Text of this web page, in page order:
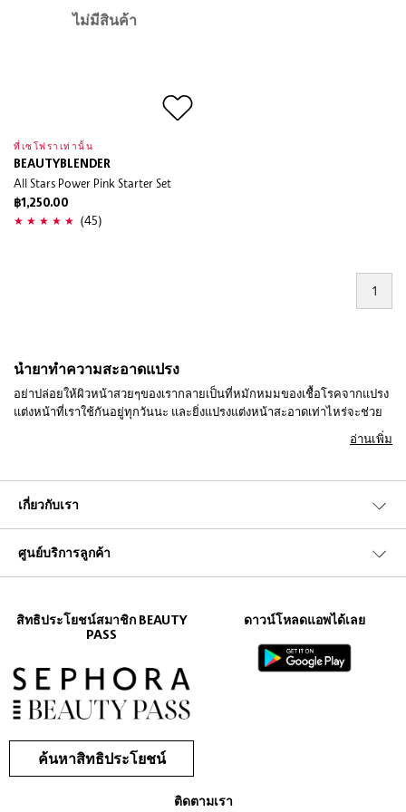
ไม่มีสินค้า
ที่เซโฟราเท่านั้น
BEAUTYBLENDER
All Stars Power Pink Starter Set
฿1,250.00
(45)
1
น้ำยาทำความสะอาดแปรง
อย่าปล่อยให้ผิวหน้าสวยๆของเรากลายเป็นที่หมักหมมของเชื้อโรคจากแปรง
แต่งหน้าที่เราใช้กันอยู่ทุกวันนะ และยิ่งแปรงแต่งหน้าสะอาดเท่าไหร่จะช่วย
ให้เราแต่งหน้าง่ายขึ้น สวยขึ้น ฉะนั้นเราต้องหมั่นรักษาความสะอาดแปรงไม่
ให้มีเชื้อโรค โดยการใช้น้ำยาทำความสะอาดแปรงแต่งหน้าจากแบรนด์
หรือทำให้อุปกรณ์แต่งหน้าของคุณเสื่อมคุณภาพอย่างแน่นอน
และวันนี้ Sephora ก็มีเคล็ดลับในการดูแลทำความสะอาดแปรงแต่งหน้าและ
อุปกรณ์แต่งหน้าอื่นๆมาฝาก โดย เริ่มจากการนำอุปกรณ์แต่งหน้ามาชุบน้ำอุ่
มก่อนหนึ่งรอบ จากนั้นนำน้ำยาทำความสะอาดแปรงบีบลงบนฝ่ามือและนำ
แปรงมาวนบนฝ่ามือ จนคราบเมคอัพหลุดออกมา แล้วน้ำแปรงไปจุ่มน้ำอุ่นอีก
วางไว้บนผ้าขนหนู แต่ไม่ควรตากแดดโดยตรงเพราะอาจทำให้ขนแปรงเสื่อม
นอกจากนี้ถ้าเป็นขนแปรงสังเคราะห์ก็ควรล้างเดือนละ 3 ครั้ง แต่ถ้าเป็นขน
แปรงธรรมชาติควรล้างเดือนละครั้งก็พอ ส่วนที่ดัดขนตา สาวๆสามารถนำ
ทิชชู่ แค่นี้ก็สะอาดเอี่ยมเหมือนใหม่ แถมปราศจากเชื้อโรคที่เป็นอันตรายอีก
อ่านเพิ่ม
เกี่ยวกับเรา
ศูนย์บริการลูกค้า
สิทธิประโยชน์สมาชิก BEAUTY
PASS
ค้นหาสิทธิประโยชน์
ดาวน์โหลดแอพได้เลย
ติดตามเรา